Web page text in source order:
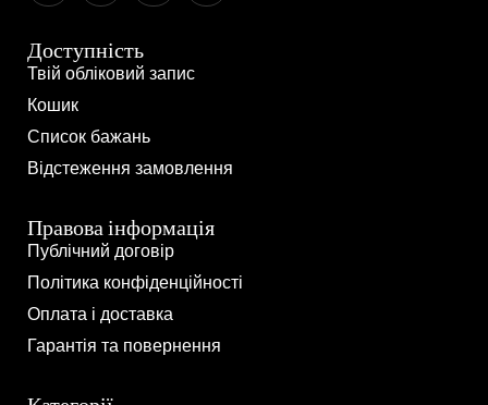
Доступність
Твій обліковий запис
Кошик
Список бажань
Відстеження замовлення
Правова інформація
Публічний договір
Політика конфіденційності
Оплата і доставка
Гарантія та повернення